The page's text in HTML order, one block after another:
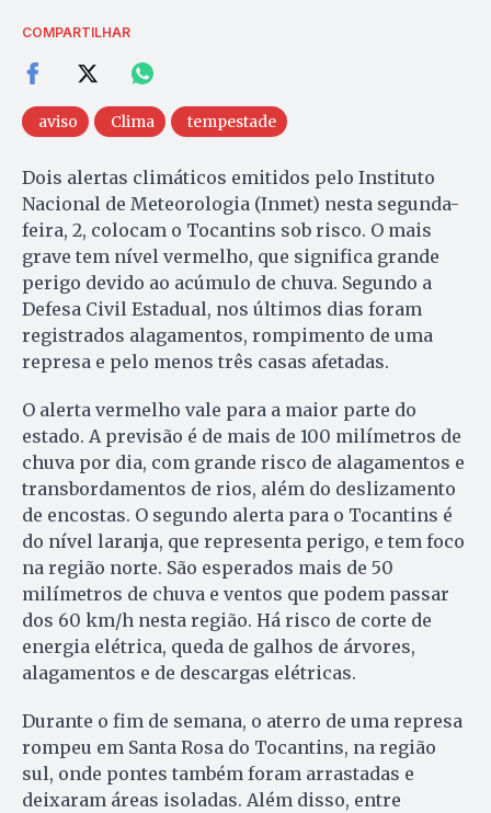
COMPARTILHAR
aviso Clima tempestade
Dois alertas climáticos emitidos pelo Instituto
Nacional de Meteorologia (Inmet) nesta segunda-
feira, 2, colocam o Tocantins sob risco. O mais
grave tem nível vermelho, que significa grande
perigo devido ao acúmulo de chuva. Segundo a
Defesa Civil Estadual, nos últimos dias foram
registrados alagamentos, rompimento de uma
represa e pelo menos três casas afetadas.
O alerta vermelho vale para a maior parte do
estado. A previsão é de mais de 100 milímetros de
chuva por dia, com grande risco de alagamentos e
transbordamentos de rios, além do deslizamento
de encostas. O segundo alerta para o Tocantins é
do nível laranja, que representa perigo, e tem foco
na região norte. São esperados mais de 50
milímetros de chuva e ventos que podem passar
dos 60 km/h nesta região. Há risco de corte de
energia elétrica, queda de galhos de árvores,
alagamentos e de descargas elétricas.
Durante o fim de semana, o aterro de uma represa
rompeu em Santa Rosa do Tocantins, na região
sul, onde pontes também foram arrastadas e
deixaram áreas isoladas. Além disso, entre